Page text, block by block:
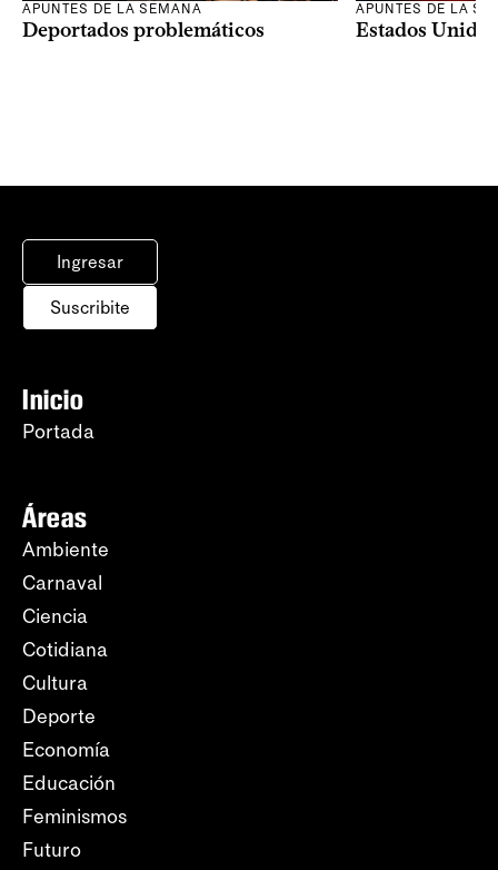
APUNTES DE LA SEMANA
Deportados problemáticos
APUNTES DE LA
Estados
Ingresar
Suscribite
Inicio
Portada
Áreas
Ambiente
Carnaval
Ciencia
Cotidiana
Cultura
Deporte
Economía
Educación
Feminismos
Futuro